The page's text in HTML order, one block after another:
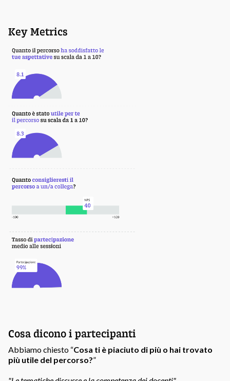
Key Metrics
Cosa dicono i partecipanti
Abbiamo chiesto “Cosa ti è piaciuto di più o hai trovato
più utile del percorso?”